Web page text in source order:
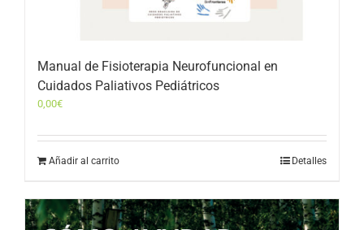
Manual de Fisioterapia Neurofuncional en
Cuidados Paliativos Pediátricos
0,00€
Añadir al carrito Detalles